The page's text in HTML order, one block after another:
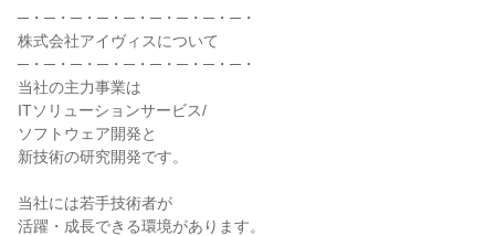
─・─・─・─・─・─・─・─・─・
株式会社アイヴィスについて
─・─・─・─・─・─・─・─・─・
当社の主力事業は
ITソリューションサービス/
ソフトウェア開発と
新技術の研究開発です。
当社には若手技術者が
活躍・成長できる環境があります。